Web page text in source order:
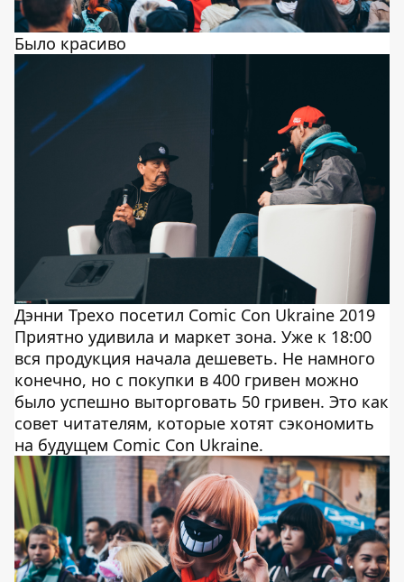
Было красиво
Дэнни Трехо посетил Comic Con Ukraine 2019
Приятно удивила и маркет зона. Уже к 18:00
вся продукция начала дешеветь. Не намного
конечно, но с покупки в 400 гривен можно
было успешно выторговать 50 гривен. Это как
совет читателям, которые хотят сэкономить
на будущем Comic Con Ukraine.